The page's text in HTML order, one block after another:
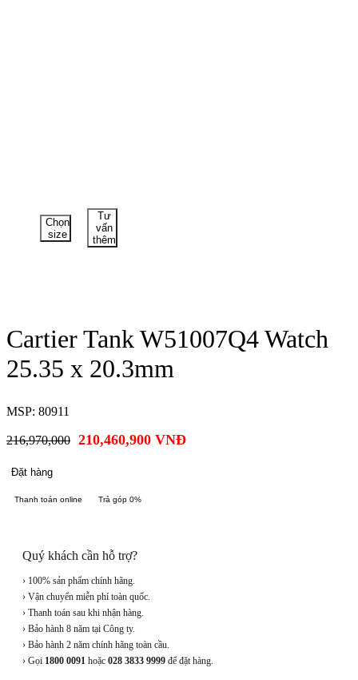
Chọn
size
Tư
vấn
thêm
Cartier Tank W51007Q4 Watch
25.35 x 20.3mm
MSP: 80911
216,970,000 210,460,900 VNĐ
Đặt hàng
Thanh toán online Trả góp 0%
Quý khách cần hỗ trợ?
› 100% sản phẩm chính hãng.
› Vận chuyển miễn phí toàn quốc.
› Thanh toán sau khi nhận hàng.
› Bảo hành 8 năm tại Công ty.
› Bảo hành 2 năm chính hãng toàn cầu.
› Gọi 1800 0091 hoặc 028 3833 9999 để đặt hàng.